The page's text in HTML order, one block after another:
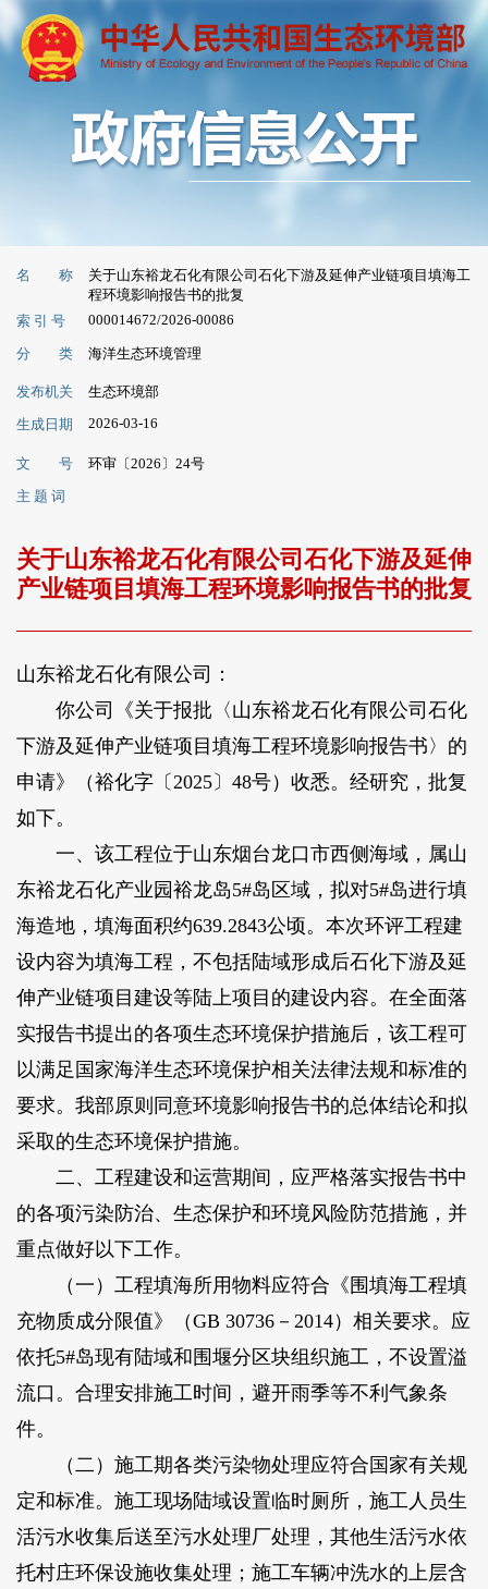
名 称
关于山东裕龙石化有限公司石化下游及延伸产业链项目填海工
程环境影响报告书的批复
索 引 号
000014672/2026-00086
分 类 海洋生态环境管理
发布机关
生态环境部
生成日期
2026-03-16
文 号
环审〔2026〕24号
主 题 词
关于山东裕龙石化有限公司石化下游及延伸
产业链项目填海工程环境影响报告书的批复
山东裕龙石化有限公司：
你公司《关于报批〈山东裕龙石化有限公司石化
下游及延伸产业链项目填海工程环境影响报告书〉的
申请》（裕化字〔2025〕48号）收悉。经研究，批复
如下。
一、该工程位于山东烟台龙口市西侧海域，属山
东裕龙石化产业园裕龙岛5#岛区域，拟对5#岛进行填
海造地，填海面积约639.2843公顷。本次环评工程建
设内容为填海工程，不包括陆域形成后石化下游及延
伸产业链项目建设等陆上项目的建设内容。在全面落
实报告书提出的各项生态环境保护措施后，该工程可
以满足国家海洋生态环境保护相关法律法规和标准的
要求。我部原则同意环境影响报告书的总体结论和拟
采取的生态环境保护措施。
二、工程建设和运营期间，应严格落实报告书中
的各项污染防治、生态保护和环境风险防范措施，并
重点做好以下工作。
（一）工程填海所用物料应符合《围填海工程填
充物质成分限值》（GB 30736－2014）相关要求。应
依托5#岛现有陆域和围堰分区块组织施工，不设置溢
流口。合理安排施工时间，避开雨季等不利气象条
件。
（二）施工期各类污染物处理应符合国家有关规
定和标准。施工现场陆域设置临时厕所，施工人员生
活污水收集后送至污水处理厂处理，其他生活污水依
托村庄环保设施收集处理；施工车辆冲洗水的上层含